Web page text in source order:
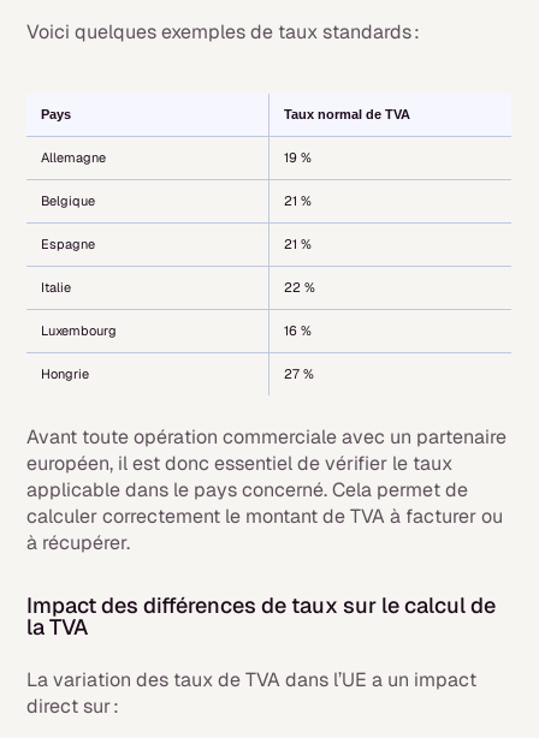
Voici quelques exemples de taux standards :
Pays Taux normal de TVA
Allemagne 19 %
Belgique 21 %
Espagne 21 %
Italie 22 %
Luxembourg 16 %
Hongrie 27 %
Avant toute opération commerciale avec un partenaire
européen, il est donc essentiel de vérifier le taux
applicable dans le pays concerné. Cela permet de
calculer correctement le montant de TVA à facturer ou
à récupérer.
Impact des différences de taux sur le calcul de
la TVA
La variation des taux de TVA dans l’UE a un impact
direct sur :